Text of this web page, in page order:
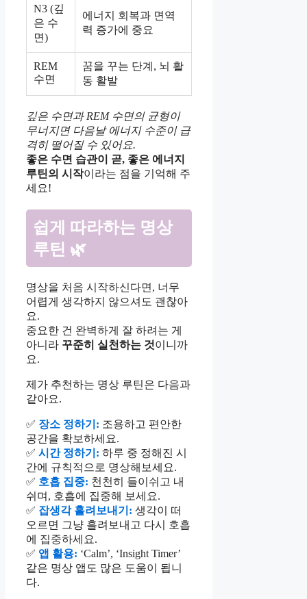
N3 (깊
은 수
면)
에너지 회복과 면역
력 증가에 중요
REM
수면
꿈을 꾸는 단계, 뇌 활
동 활발
깊은 수면과 REM 수면의 균형이
무너지면 다음날 에너지 수준이 급
격히 떨어질 수 있어요.
좋은 수면 습관이 곧, 좋은 에너지
루틴의 시작이라는 점을 기억해 주
세요!
쉽게 따라하는 명상
루틴 🌿
명상을 처음 시작하신다면, 너무
어렵게 생각하지 않으셔도 괜찮아
요.
중요한 건 완벽하게 잘 하려는 게
아니라 꾸준히 실천하는 것이니까
요.
제가 추천하는 명상 루틴은 다음과
같아요.
✅ 장소 정하기: 조용하고 편안한
공간을 확보하세요.
✅ 시간 정하기: 하루 중 정해진 시
간에 규칙적으로 명상해보세요.
✅ 호흡 집중: 천천히 들이쉬고 내
쉬며, 호흡에 집중해 보세요.
✅ 잡생각 흘려보내기: 생각이 떠
오르면 그냥 흘려보내고 다시 호흡
에 집중하세요.
✅ 앱 활용: ‘Calm’, ‘Insight Timer’
같은 명상 앱도 많은 도움이 됩니
다.